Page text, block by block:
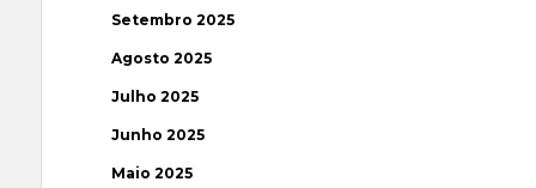
Setembro 2025
Agosto 2025
Julho 2025
Junho 2025
Maio 2025